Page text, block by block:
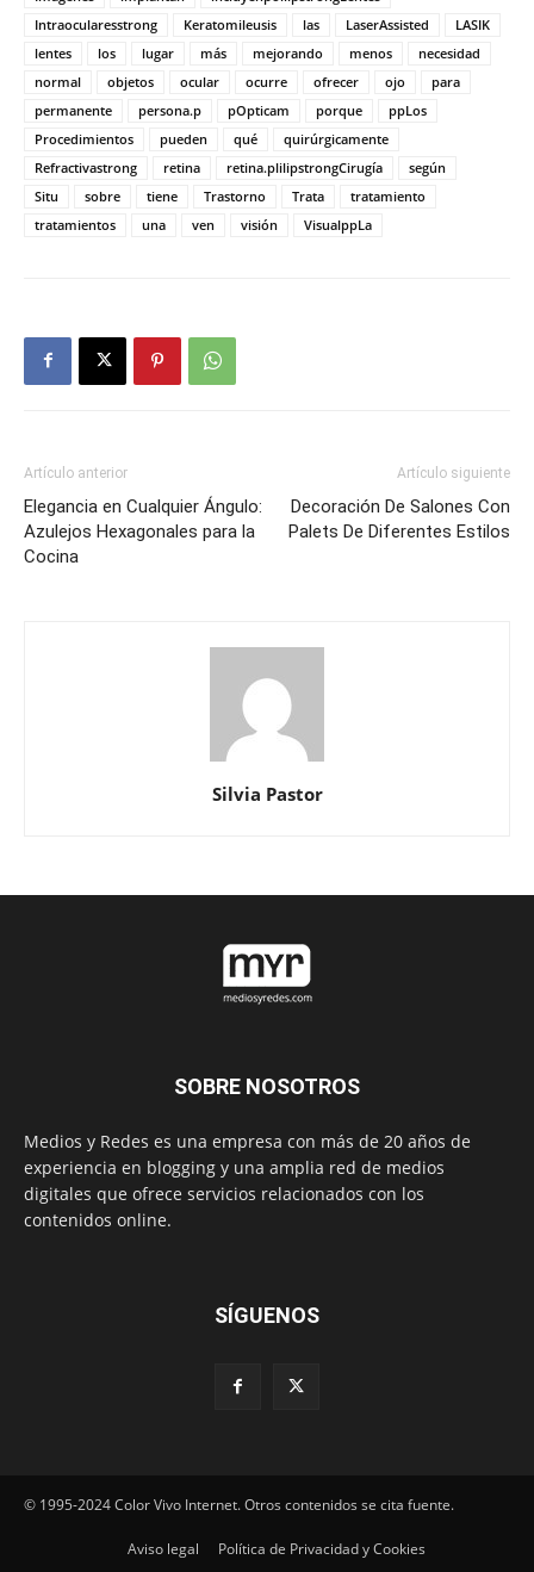
Intraocularesstrong
Keratomileusis las LaserAssisted
LASIK
lentes
los lugar más mejorando menos
necesidad
normal
objetos ocular ocurre ofrecer ojo
para
permanente
persona.p pOpticam porque
ppLos
Procedimientos
pueden qué
quirúrgicamente
Refractivastrong
retina retina.plilipstrongCirugía
según
Situ
sobre tiene Trastorno Trata
tratamiento
tratamientos
una ven visión VisualppLa
Artículo anterior
Elegancia en Cualquier Ángulo:
Azulejos Hexagonales para la
Cocina
Artículo siguiente
Decoración De Salones Con
Palets De Diferentes Estilos
Silvia Pastor
SOBRE NOSOTROS
Medios y Redes es una empresa con más de 20 años de
experiencia en blogging y una amplia red de medios
digitales que ofrece servicios relacionados con los
contenidos online.
SÍGUENOS
© 1995-2024 Color Vivo Internet. Otros contenidos se cita fuente.
Aviso legal Política de Privacidad y Cookies